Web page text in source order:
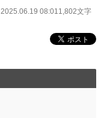
2025.06.19 08:011,802文字